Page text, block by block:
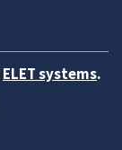
ELET systems.